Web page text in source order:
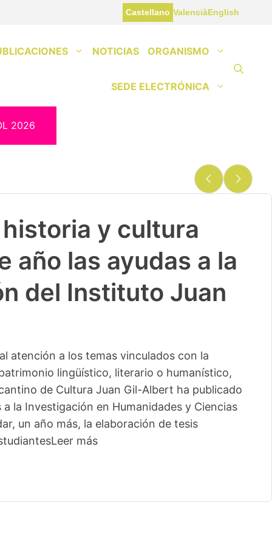
Castellano ValenciàEnglish
NOTICIAS ORGANISMO
SEDE ELECTRÓNICA
2026
Vuelve «Cultura-
actividades para 13
municipios más
Gil-Albert comienza este sábado en Camp de
percusión de Pakito Baeza La segunda edición
Instituto Alicantino de Cultura Juan Gil-Albert
localidades, con loLeer más
04/06/2026